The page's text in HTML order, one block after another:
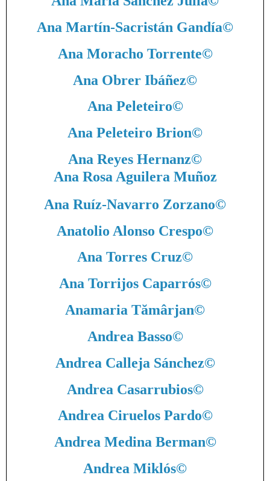
Ana Martín-Sacristán Gandía©
Ana Moracho Torrente©
Ana Obrer Ibáñez©
Ana Peleteiro©
Ana Peleteiro Brion©
Ana Reyes Hernanz©
Ana Rosa Aguilera Muñoz
Ana Ruíz-Navarro Zorzano©
Anatolio Alonso Crespo©
Ana Torres Cruz©
Ana Torrijos Caparrós©
Anamaria Tămârjan©
Andrea Basso©
Andrea Calleja Sánchez©
Andrea Casarrubios©
Andrea Ciruelos Pardo©
Andrea Medina Berman©
Andrea Miklós©